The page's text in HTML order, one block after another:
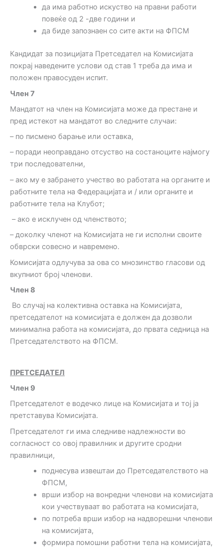
да има работно искуство на правни работи
повеќе од 2 -две години и
да биде запознаен со сите акти на ФПСМ
Кандидат за позицијата Претседател на Комисијата
покрај наведените услови од став 1 треба да има и
положен правосуден испит.
Член 7
Мандатот на член на Комисијата може да престане и
пред истекот на мандатот во следните случаи:
– по писмено барање или оставка,
– поради неоправдано отсуство на состаноците најмогу
три последователни,
– ако му е забрането учество во работата на органите и
работните тела на Федерацијата и / или органите и
работните тела на Клубот;
– ако е исклучен од членството;
– доколку членот на Комисијата не ги исполни своите
обврски совесно и навремено.
Комисијата одлучува за ова со мнозинство гласови од
вкупниот број членови.
Член 8
Во случај на колективна оставка на Комисијата,
претседателот на комисијата е должен да дозволи
минимална работа на комисијата, до првата седница на
Претседателството на ФПСМ.
ПРЕТСЕДАТЕЛ
Член 9
Претседателот е водечко лице на Комисијата и тој ја
претставува Комисијата.
Претседателот ги има следниве надлежности во
согласност со овој правилник и другите сродни
правилници,
поднесува извештаи до Претседателството на
ФПСМ,
врши избор на вонредни членови на комисијата
кои учествуваат во работата на комисијата,
по потреба врши избор на надворешни членови
на комисијата,
формира помошни работни тела на комисијата,